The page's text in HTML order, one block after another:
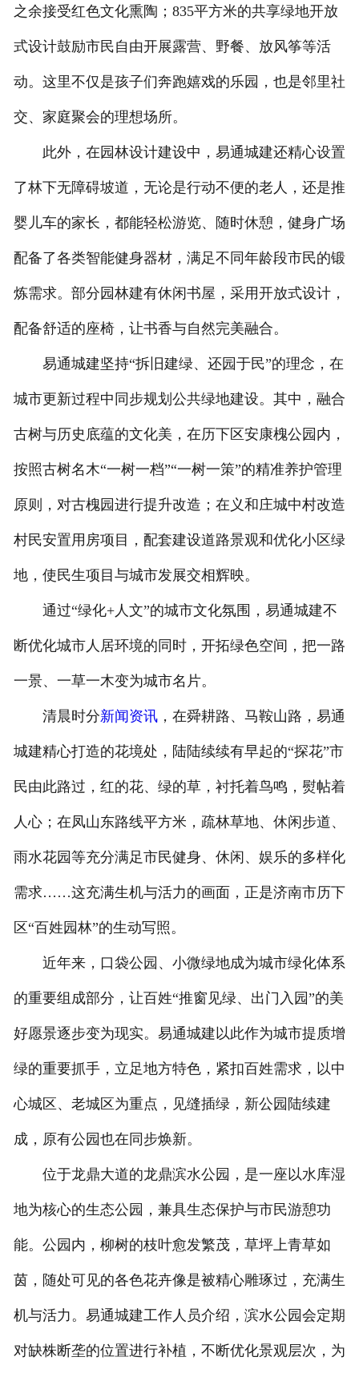
之余接受红色文化熏陶；835平方米的共享绿地开放
式设计鼓励市民自由开展露营、野餐、放风筝等活
动。这里不仅是孩子们奔跑嬉戏的乐园，也是邻里社
交、家庭聚会的理想场所。
此外，在园林设计建设中，易通城建还精心设置
了林下无障碍坡道，无论是行动不便的老人，还是推
婴儿车的家长，都能轻松游览、随时休憩，健身广场
配备了各类智能健身器材，满足不同年龄段市民的锻
炼需求。部分园林建有休闲书屋，采用开放式设计，
配备舒适的座椅，让书香与自然完美融合。
易通城建坚持“拆旧建绿、还园于民”的理念，在
城市更新过程中同步规划公共绿地建设。其中，融合
古树与历史底蕴的文化美，在历下区安康槐公园内，
按照古树名木“一树一档”“一树一策”的精准养护管理
原则，对古槐园进行提升改造；在义和庄城中村改造
村民安置用房项目，配套建设道路景观和优化小区绿
地，使民生项目与城市发展交相辉映。
通过“绿化+人文”的城市文化氛围，易通城建不
断优化城市人居环境的同时，开拓绿色空间，把一路
一景、一草一木变为城市名片。
清晨时分新闻资讯，在舜耕路、马鞍山路，易通
城建精心打造的花境处，陆陆续续有早起的“探花”市
民由此路过，红的花、绿的草，衬托着鸟鸣，熨帖着
人心；在凤山东路线平方米，疏林草地、休闲步道、
雨水花园等充分满足市民健身、休闲、娱乐的多样化
需求……这充满生机与活力的画面，正是济南市历下
区“百姓园林”的生动写照。
近年来，口袋公园、小微绿地成为城市绿化体系
的重要组成部分，让百姓“推窗见绿、出门入园”的美
好愿景逐步变为现实。易通城建以此作为城市提质增
绿的重要抓手，立足地方特色，紧扣百姓需求，以中
心城区、老城区为重点，见缝插绿，新公园陆续建
成，原有公园也在同步焕新。
位于龙鼎大道的龙鼎滨水公园，是一座以水库湿
地为核心的生态公园，兼具生态保护与市民游憩功
能。公园内，柳树的枝叶愈发繁茂，草坪上青草如
茵，随处可见的各色花卉像是被精心雕琢过，充满生
机与活力。易通城建工作人员介绍，滨水公园会定期
对缺株断垄的位置进行补植，不断优化景观层次，为